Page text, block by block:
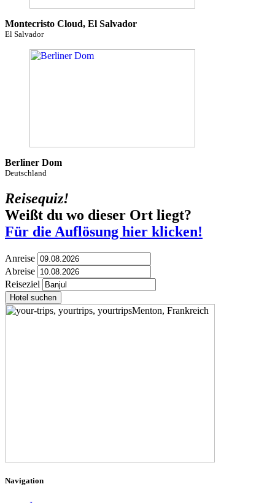
Montecristo Cloud, El Salvador
El Salvador
Berliner Dom
Deutschland
Reisequiz!
Weißt du wo dieser Ort liegt?
Für die Auflösung hier klicken!
Anreise
Abreise
Reiseziel
Hotel suchen
Navigation